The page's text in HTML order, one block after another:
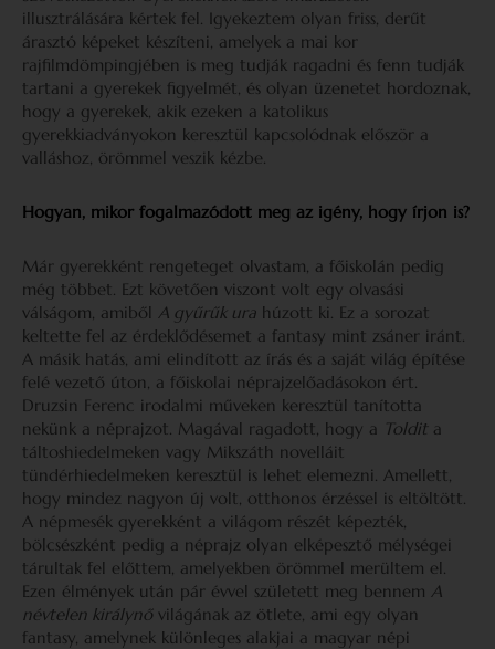
illusztrálására kértek fel. Igyekeztem olyan friss, derűt
árasztó képeket készíteni, amelyek a mai kor
rajfilmdömpingjében is meg tudják ragadni és fenn tudják
tartani a gyerekek figyelmét, és olyan üzenetet hordoznak,
hogy a gyerekek, akik ezeken a katolikus
gyerekkiadványokon keresztül kapcsolódnak először a
valláshoz, örömmel veszik kézbe.
Hogyan, mikor fogalmazódott meg az igény, hogy írjon is?
Már gyerekként rengeteget olvastam, a főiskolán pedig
még többet. Ezt követően viszont volt egy olvasási
válságom, amiből A gyűrűk ura húzott ki. Ez a sorozat
keltette fel az érdeklődésemet a fantasy mint zsáner iránt.
A másik hatás, ami elindított az írás és a saját világ építése
felé vezető úton, a főiskolai néprajzelőadásokon ért.
Druzsin Ferenc irodalmi műveken keresztül tanította
nekünk a néprajzot. Magával ragadott, hogy a Toldit a
táltoshiedelmeken vagy Mikszáth novelláit
tündérhiedelmeken keresztül is lehet elemezni. Amellett,
hogy mindez nagyon új volt, otthonos érzéssel is eltöltött.
A népmesék gyerekként a világom részét képezték,
bölcsészként pedig a néprajz olyan elképesztő mélységei
tárultak fel előttem, amelyekben örömmel merültem el.
Ezen élmények után pár évvel született meg bennem A
névtelen királynő világának az ötlete, ami egy olyan
fantasy, amelynek különleges alakjai a magyar népi